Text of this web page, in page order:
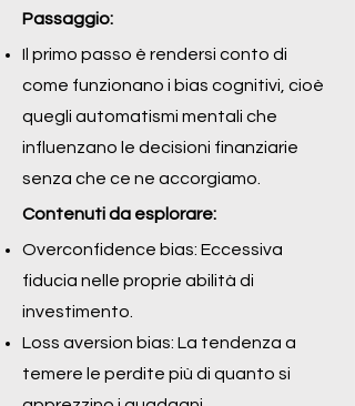
Passaggio:
Il primo passo è rendersi conto di
come funzionano i bias cognitivi, cioè
quegli automatismi mentali che
influenzano le decisioni finanziarie
senza che ce ne accorgiamo.
Contenuti da esplorare:
Overconfidence bias: Eccessiva
fiducia nelle proprie abilità di
investimento.
Loss aversion bias: La tendenza a
temere le perdite più di quanto si